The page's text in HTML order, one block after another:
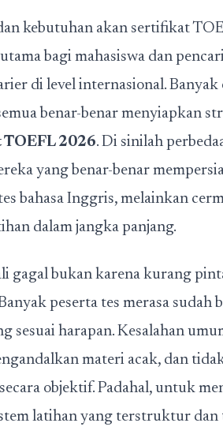
kebutuhan akan sertifikat
bagi mahasiswa dan
di level internasional.
benar-benar menyiapkan
2026. Di sinilah
yang benar-benar
bahasa Inggris, melainkan
dalam jangka panjang.
gagal bukan karena kurang
peserta tes merasa sudah
sesuai harapan. Kesalahan
materi acak, dan
objektif. Padahal, untuk
latihan yang terstruktur dan